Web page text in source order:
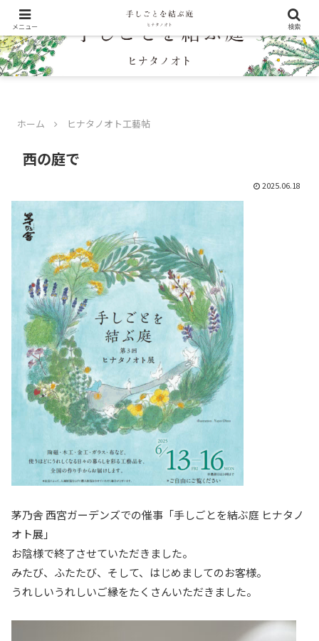
ホーム ヒナタノオト工藝帖
西の庭で
2025.06.18
茅乃舎 西宮ガーデンズでの催事「手しごとを結ぶ庭 ヒナタノ
オト展」
お陰様で終了させていただきました。
みたび、ふたたび、そして、はじめましてのお客様。
うれしいうれしいご縁をたくさんいただきました。
メニュー 検索